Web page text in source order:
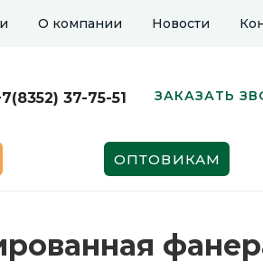
О компании Новости
37-75-51 ЗАКАЗАТЬ
ОПТОВИКАМ